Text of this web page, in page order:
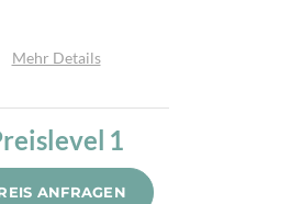
Handbestickt
Kelimmotiv, Natürliche Schafwolle,
Mehr Details
1
ANFRAGEN